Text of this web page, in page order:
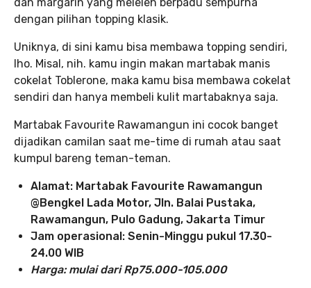
dan margarin yang meleleh berpadu sempurna
dengan pilihan topping klasik.
Uniknya, di sini kamu bisa membawa topping sendiri,
lho. Misal, nih. kamu ingin makan martabak manis
cokelat Toblerone, maka kamu bisa membawa cokelat
sendiri dan hanya membeli kulit martabaknya saja.
Martabak Favourite Rawamangun ini cocok banget
dijadikan camilan saat me-time di rumah atau saat
kumpul bareng teman-teman.
Alamat: Martabak Favourite Rawamangun
@Bengkel Lada Motor, Jln. Balai Pustaka,
Rawamangun, Pulo Gadung, Jakarta Timur
Jam operasional: Senin-Minggu pukul 17.30-
24.00 WIB
Harga: mulai dari Rp75.000-105.000